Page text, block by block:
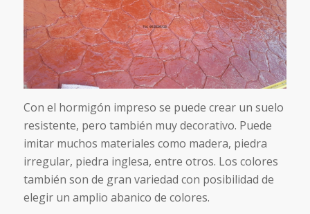
Con el hormigón impreso se puede crear un suelo
resistente, pero también muy decorativo. Puede
imitar muchos materiales como madera, piedra
irregular, piedra inglesa, entre otros. Los colores
también son de gran variedad con posibilidad de
elegir un amplio abanico de colores.